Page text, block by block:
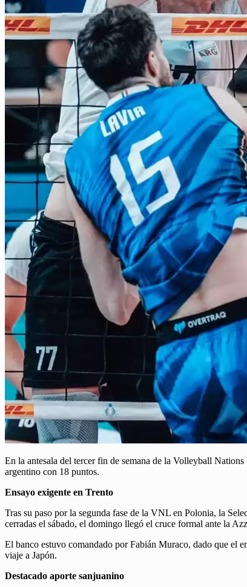
En la antesala del tercer fin de semana de la Volleyball
argentino con 18 puntos.
Ensayo exigente en Trento
Tras su paso por la segunda fase de la VNL en Polonia, la
cerradas el sábado, el domingo llegó el cruce formal ante la
El banco estuvo comandado por Fabián Muraco, dado que el
viaje a Japón.
Destacado aporte sanjuanino